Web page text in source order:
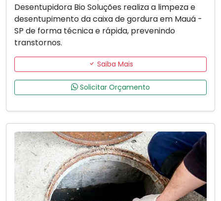
Desentupidora Bio Soluções realiza a limpeza e
desentupimento da caixa de gordura em Mauá -
SP de forma técnica e rápida, prevenindo
transtornos.
Saiba Mais
Solicitar Orçamento